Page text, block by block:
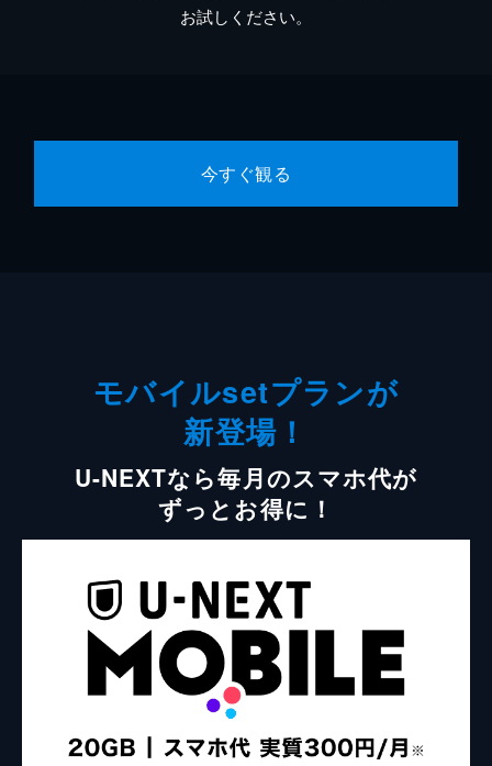
お試しください。
今すぐ観る
モバイルsetプランが
新登場！
U-NEXTなら毎月のスマホ代が
ずっとお得に！